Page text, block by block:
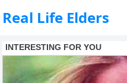
Real Life Elders